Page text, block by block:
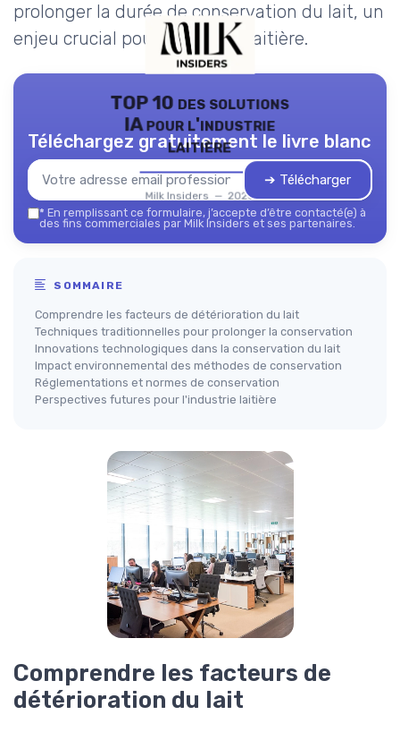
prolonger la durée de conservation du lait, un
enjeu crucial pour l'industrie laitière.
TOP 10 des solutions
IA pour l'industrie
laitière
Milk Insiders — 2026
Téléchargez gratuitement le livre blanc
➔ Télécharger
* En remplissant ce formulaire, j’accepte d’être contacté(e) à
des fins commerciales par Milk Insiders et ses partenaires.
SOMMAIRE
Comprendre les facteurs de détérioration du lait
Techniques traditionnelles pour prolonger la conservation
Innovations technologiques dans la conservation du lait
Impact environnemental des méthodes de conservation
Réglementations et normes de conservation
Perspectives futures pour l'industrie laitière
Comprendre les facteurs de
détérioration du lait